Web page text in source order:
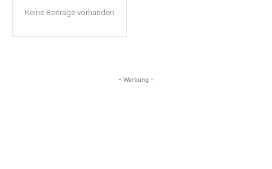
Keine Beiträge vorhanden
- Werbung -